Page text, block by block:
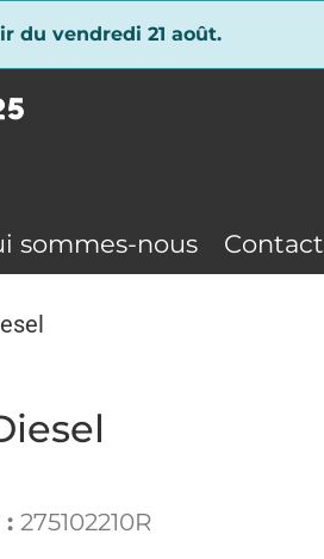
du vendredi 21 août.
sommes-nous Contact
: 275102210R